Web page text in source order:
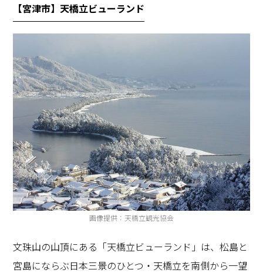
【宮津市】天橋立ビューランド
画像提供：天橋立観光協会
文珠山の山頂にある「天橋立ビューランド」は、松島と
宮島にならぶ日本三景のひとつ・天橋立を南側から一望